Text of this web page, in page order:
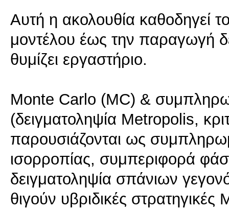
Αυτή η ακολουθία καθοδηγεί
μοντέλου έως την παραγωγή
θυμίζει εργαστήριο.
Monte Carlo (MC) &
(δειγματοληψία Metropolis,
παρουσιάζονται ως
ισορροπίας, συμπεριφορά
δειγματοληψία σπάνιων
θιγούν υβριδικές